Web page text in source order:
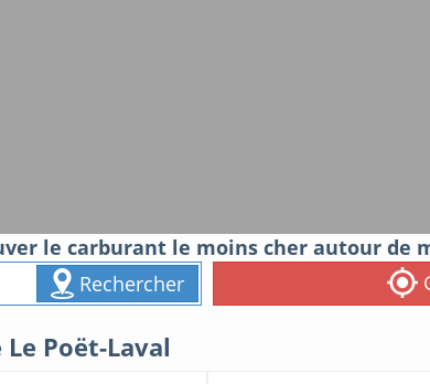
le carburant le moins cher autour de
Rechercher
Poët-Laval